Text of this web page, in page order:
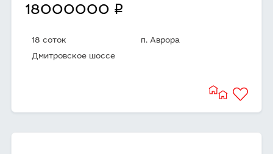
18000000 q
18 соток
п. Аврора
Дмитровское шоссе